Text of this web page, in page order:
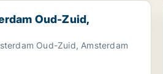
Oud-Zuid, Amsterdam
Oud-Zuid,
Oud-Zuid, Amsterdam